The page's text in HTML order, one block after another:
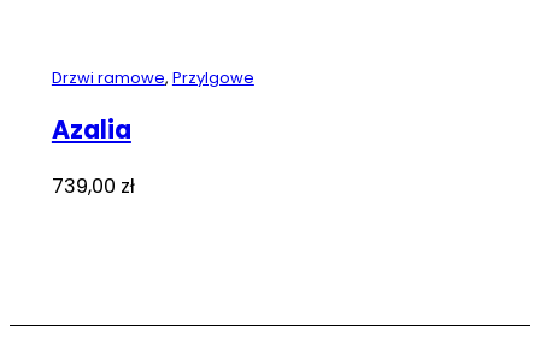
Drzwi ramowe, Przylgowe
Azalia
739,00 zł